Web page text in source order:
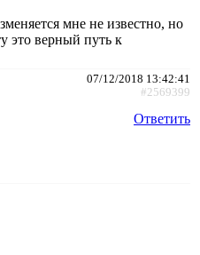
мне не известно, но
это верный путь к
07/12/2018 13:42:41
#2569399
Ответить